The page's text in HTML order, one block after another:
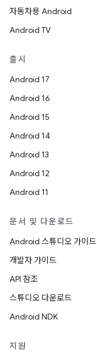
자동차용 Android
Android TV
출시
Android 17
Android 16
Android 15
Android 14
Android 13
Android 12
Android 11
문서 및 다운로드
Android 스튜디오 가이드
개발자 가이드
API 참조
스튜디오 다운로드
Android NDK
지원